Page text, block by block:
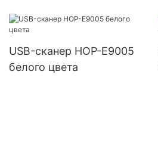
HOIN1
USB-сканер HOP-E9005
белого цвета